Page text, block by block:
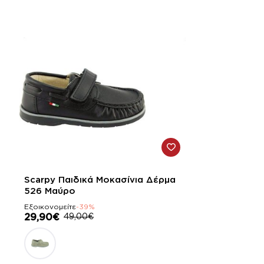
-39%
Scarpy Παιδικά Μοκασίνια Δέρμα
526 Μαύρο
Εξοικονομείτε-39%
29,90€ 49,00€